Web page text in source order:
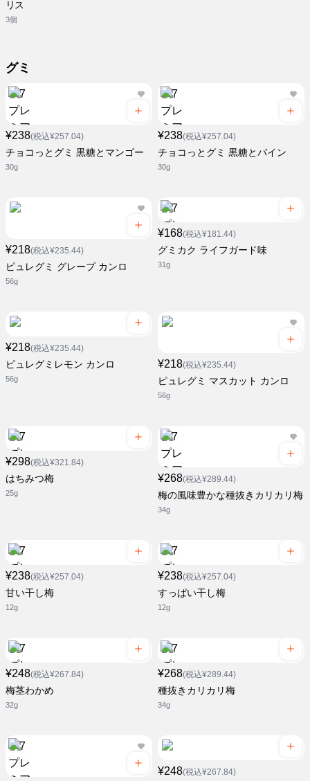
リス
3個
グミ
¥238(税込¥257.04)
チョコっとグミ 黒糖とマンゴー
30g
¥238(税込¥257.04)
チョコっとグミ 黒糖とパイン
30g
¥218(税込¥235.44)
ピュレグミ グレープ カンロ
56g
¥168(税込¥181.44)
グミカク ライフガード味
31g
¥218(税込¥235.44)
ピュレグミレモン カンロ
56g
¥218(税込¥235.44)
ピュレグミ マスカット カンロ
56g
¥298(税込¥321.84)
はちみつ梅
25g
¥268(税込¥289.44)
梅の風味豊かな種抜きカリカリ梅
34g
¥238(税込¥257.04)
甘い干し梅
12g
¥238(税込¥257.04)
すっぱい干し梅
12g
¥248(税込¥267.84)
梅茎わかめ
32g
¥268(税込¥289.44)
種抜きカリカリ梅
34g
¥248(税込¥267.84)